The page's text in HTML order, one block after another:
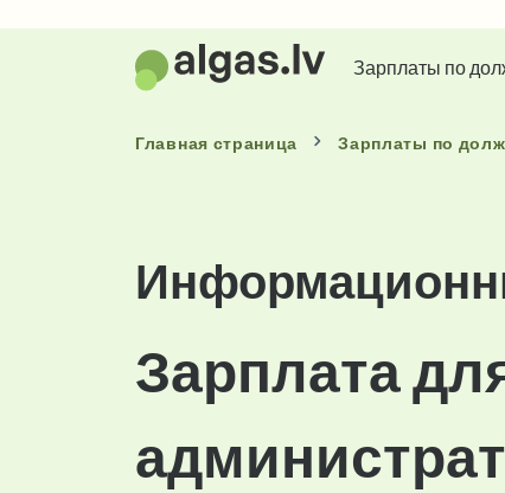
Зарплаты по
Главная страница Зарплаты по
Зарплата